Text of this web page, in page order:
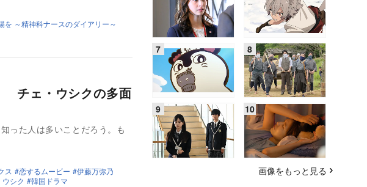
を ～精神科ナースのダイアリー～
チェ・ウシクの多面
った人は多いことだろう。も
ス 恋するムービー
伊藤万弥乃
シク 韓国ドラマ
画像をもっと見る